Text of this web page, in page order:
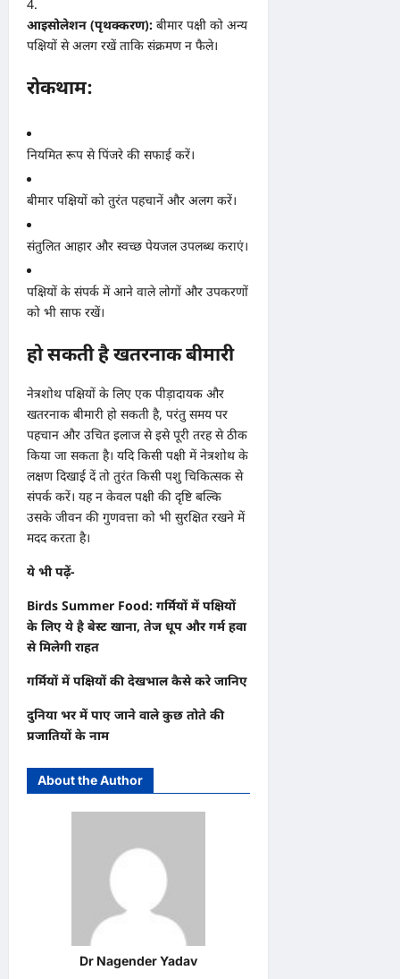
आइसोलेशन (पृथक्करण): बीमार पक्षी को अन्य
पक्षियों से अलग रखें ताकि संक्रमण न फैले।
रोकथाम:
नियमित रूप से पिंजरे की सफाई करें।
बीमार पक्षियों को तुरंत पहचानें और अलग करें।
संतुलित आहार और स्वच्छ पेयजल उपलब्ध कराएं।
पक्षियों के संपर्क में आने वाले लोगों और उपकरणों
को भी साफ रखें।
हो सकती है खतरनाक बीमारी
नेत्रशोथ पक्षियों के लिए एक पीड़ादायक और
खतरनाक बीमारी हो सकती है, परंतु समय पर
पहचान और उचित इलाज से इसे पूरी तरह से ठीक
किया जा सकता है। यदि किसी पक्षी में नेत्रशोथ के
लक्षण दिखाई दें तो तुरंत किसी पशु चिकित्सक से
संपर्क करें। यह न केवल पक्षी की दृष्टि बल्कि
उसके जीवन की गुणवत्ता को भी सुरक्षित रखने में
मदद करता है।
ये भी पढ़ें-
Birds Summer Food: गर्मियों में पक्षियों
के लिए ये है बेस्ट खाना, तेज धूप और गर्म हवा
से मिलेगी राहत
गर्मियों में पक्षियों की देखभाल कैसे करे जानिए
दुनिया भर में पाए जाने वाले कुछ तोते की
प्रजातियों के नाम
About the Author
Dr Nagender Yadav